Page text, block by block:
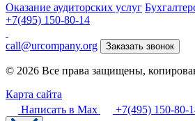
Оказание аудиторских услуг
+7(495) 150-80-14
call@urcompany.org Заказать звонок
© 2026 Все права защищены,
Карта сайта
Написать в Max
+7(495) 150-80-